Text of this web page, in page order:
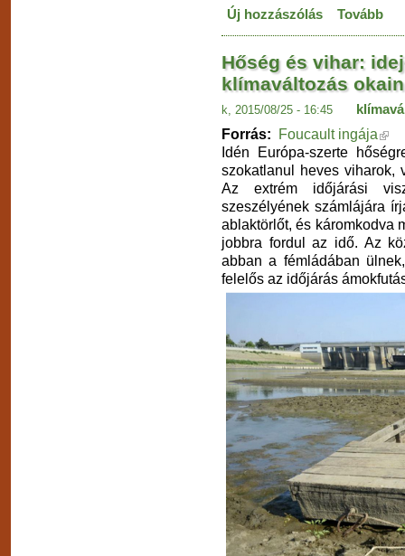
Új hozzászólás Tovább
Hőség és vihar:
klímaváltozás okain
k, 2015/08/25 - 16:45
Forrás: Foucault ingája
Idén Európa-szerte
szokatlanul heves viharok,
Az extrém időjárási
szeszélyének számlájára
ablaktörlőt, és káromkodva
jobbra fordul az idő. Az
abban a fémládában
felelős az időjárás